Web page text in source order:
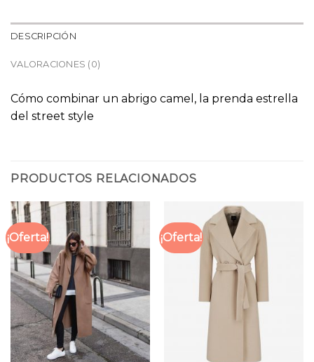
DESCRIPCIÓN
VALORACIONES (0)
Cómo combinar un abrigo camel, la prenda estrella
del street style
PRODUCTOS RELACIONADOS
¡Oferta! ¡Oferta!